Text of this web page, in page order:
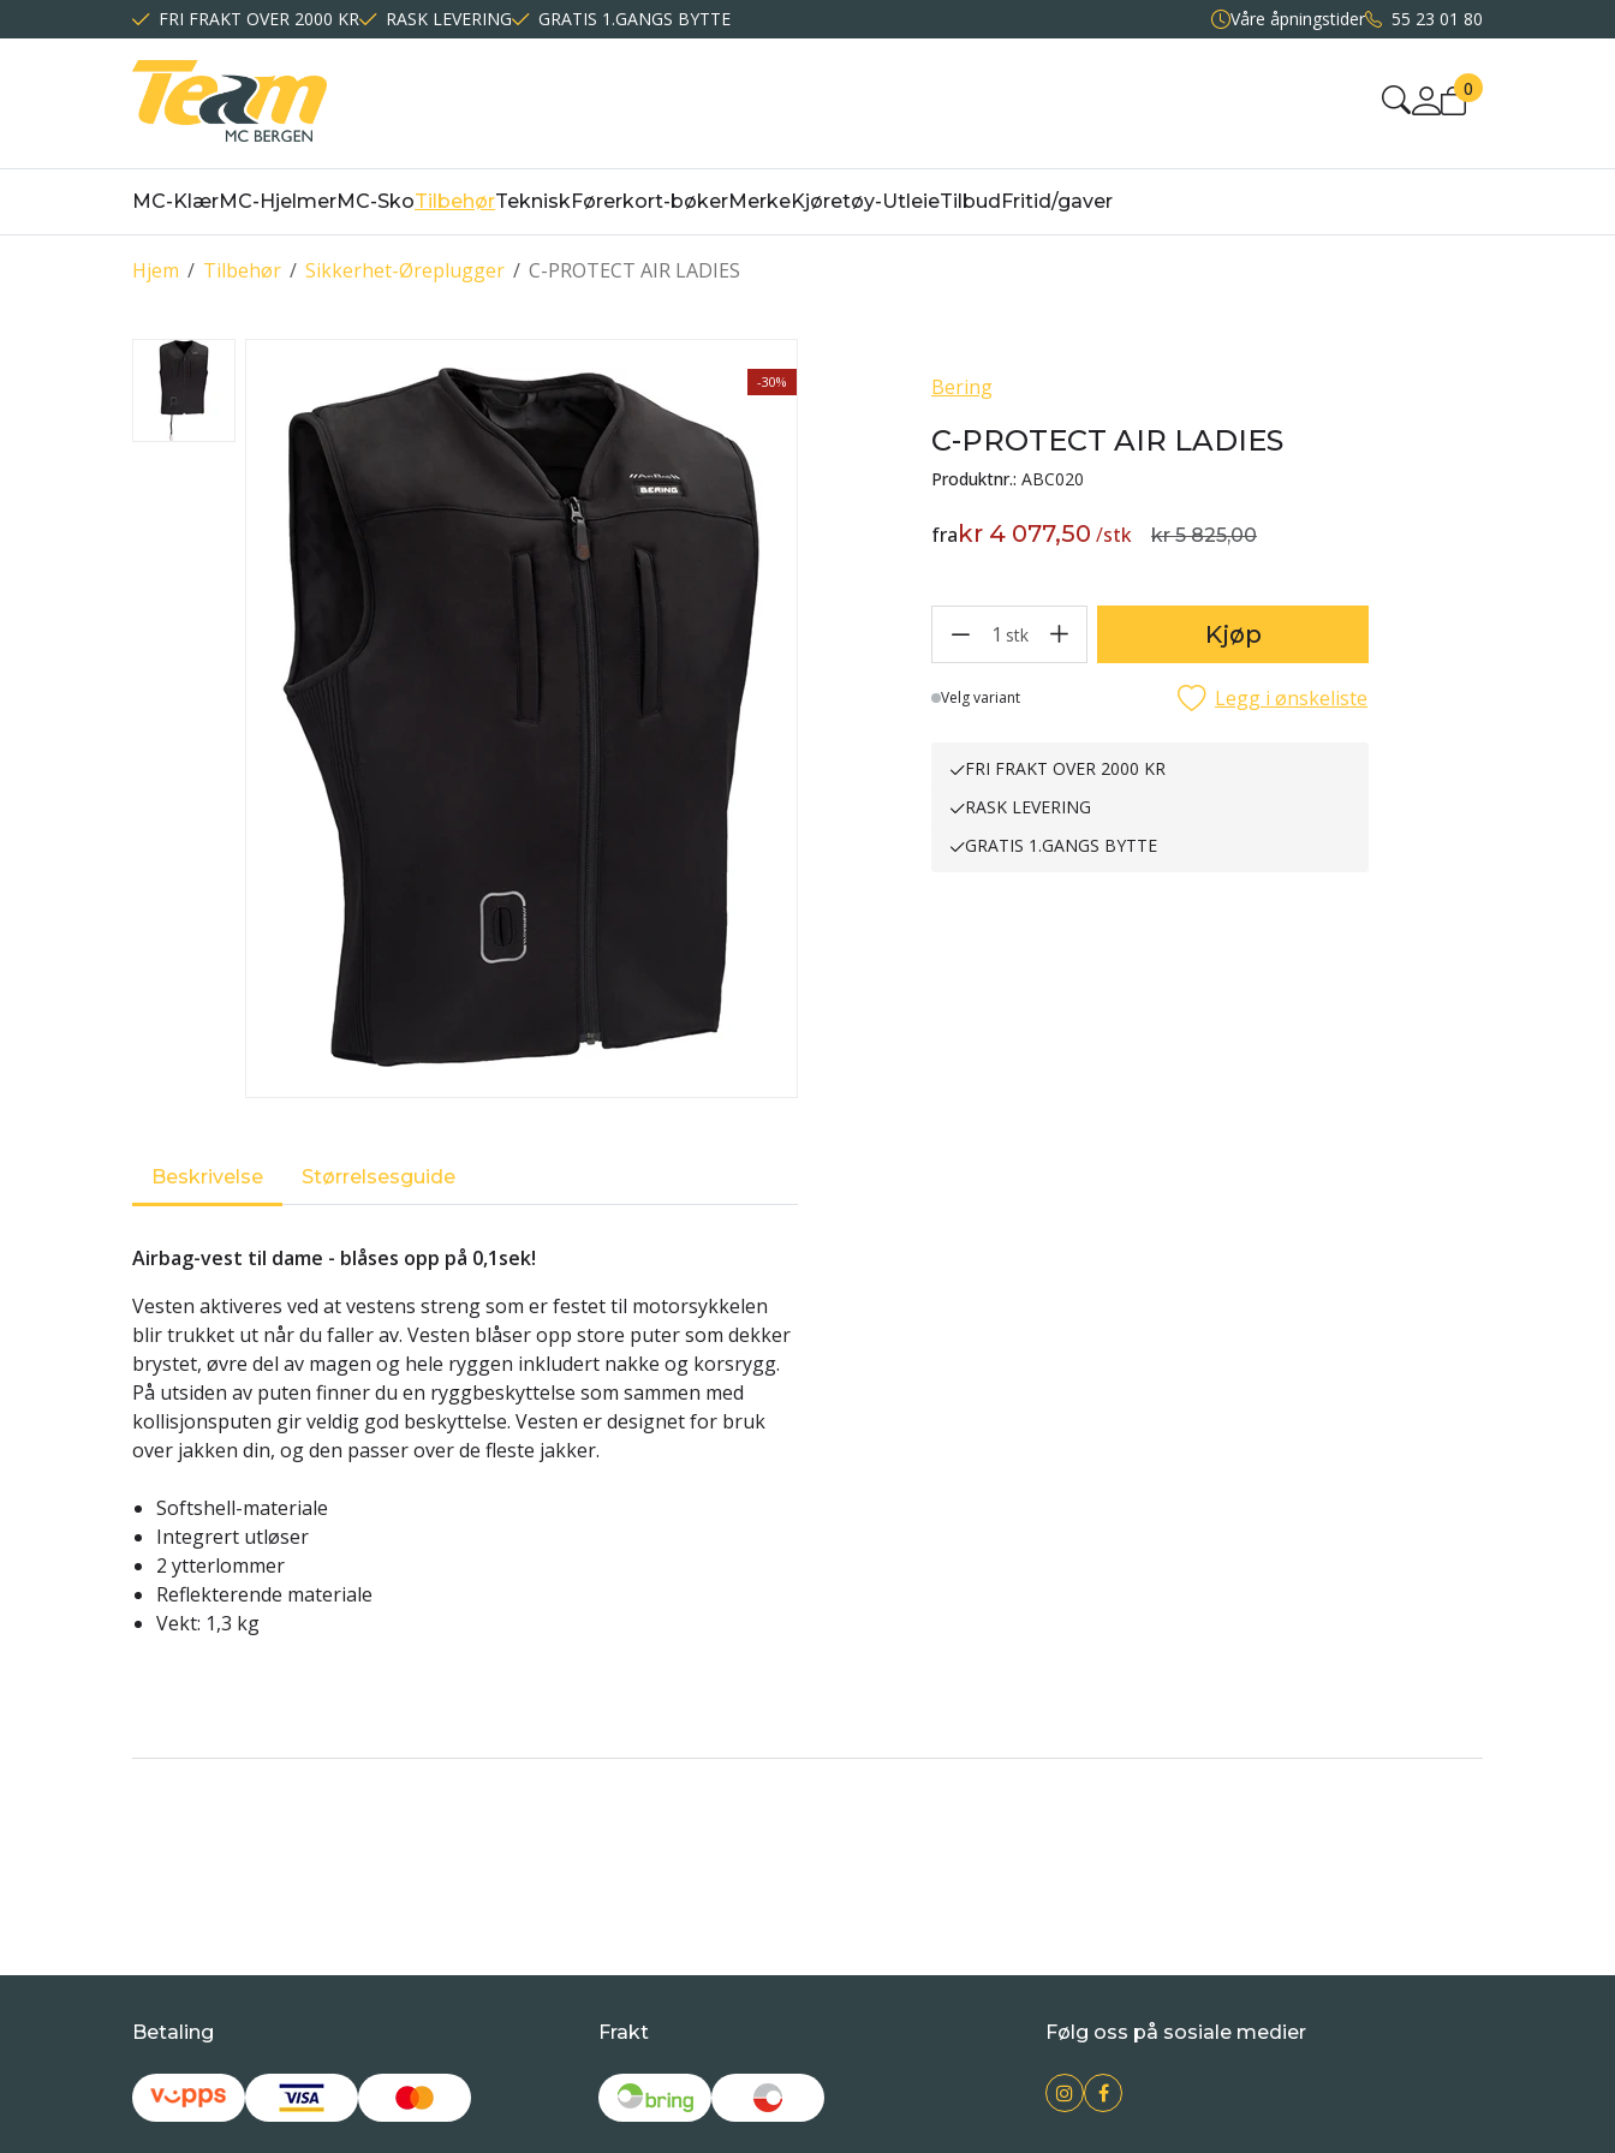
FRI FRAKT OVER 2000 KR RASK LEVERING GRATIS 1.GANGS BYTTE Våre åpningstider 55 23 01 80
0
MC-KlærMC-HjelmerMC-SkoTilbehørTekniskFørerkort-bøkerMerkeKjøretøy-UtleieTilbud Fritid/gaver
/
Hjem /
Tilbehør /
Sikkerhet-Øreplugger C-PROTECT AIR LADIES
-30% Bering
C-PROTECT AIR LADIES
Produktnr.: ABC020
frakr 4 077,50 /stk kr 5 825,00
1 stk Kjøp
Lager
Velg variant Legg i ønskeliste
FRI FRAKT OVER 2000 KR
RASK LEVERING
GRATIS 1.GANGS BYTTE
Beskrivelse Størrelsesguide
Airbag-vest til dame - blåses opp på 0,1sek!
Vesten aktiveres ved at vestens streng som er festet til motorsykkelen
blir trukket ut når du faller av. Vesten blåser opp store puter som dekker
brystet, øvre del av magen og hele ryggen inkludert nakke og korsrygg.
På utsiden av puten finner du en ryggbeskyttelse som sammen med
kollisjonsputen gir veldig god beskyttelse. Vesten er designet for bruk
over jakken din, og den passer over de fleste jakker.
Softshell-materiale
Integrert utløser
2 ytterlommer
Reflekterende materiale
Vekt: 1,3 kg
Betaling Frakt Følg oss på sosiale medier